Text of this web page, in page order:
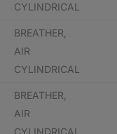
CYLINDRICAL
BREATHER,
AIR
CYLINDRICAL
BREATHER,
AIR
CYLINDRICAL